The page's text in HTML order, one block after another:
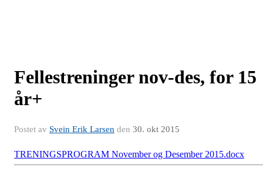
Fellestreninger nov-des, for 15
år+
Postet av Svein Erik Larsen den 30. okt 2015
TRENINGSPROGRAM November og Desember 2015.docx